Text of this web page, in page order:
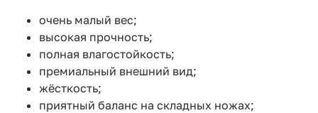
очень малый вес;
высокая прочность;
полная влагостойкость;
премиальный внешний вид;
жёсткость;
приятный баланс на складных ножах;